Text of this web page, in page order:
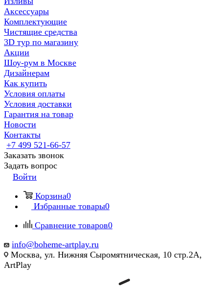
Аксессуары
Комплектующие
Чистящие средства
3D тур по магазину
Акции
Шоу-рум в Москве
Дизайнерам
Как купить
Условия оплаты
Условия доставки
Гарантия на товар
Новости
Контакты
+7 499 521-66-57
Заказать звонок
Задать вопрос
Войти
Корзина0
Избранные товары0
Сравнение товаров0
info@boheme-artplay.ru
Москва, ул. Нижняя Сыромятническая, 10 стр.2А,
ArtPlay